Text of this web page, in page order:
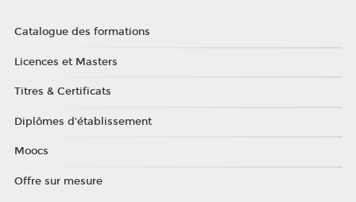
Catalogue des formations
Licences et Masters
Titres & Certificats
Diplômes d'établissement
Moocs
Offre sur mesure